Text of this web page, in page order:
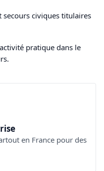
civiques titulaires
pratique dans le
en France pour des